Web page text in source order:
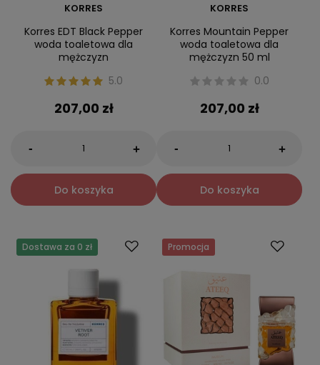
KORRES
Korres EDT Black Pepper
woda toaletowa dla
mężczyzn
5.0
207,00 zł
- +
Do koszyka
KORRES
Korres Mountain Pepper
woda toaletowa dla
mężczyzn 50 ml
0.0
207,00 zł
- +
Do koszyka
Dostawa za 0 zł Promocja